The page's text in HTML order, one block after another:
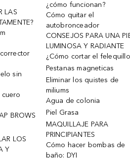
LAS
sin
cuero
BROWS
LOS
Y
¿cómo funcionan?
Cómo quitar el
autobronceador
CONSEJOS PARA UNA
LUMINOSA Y RADIANTE
¿Cómo cortar el
Pestanas magneticas
Eliminar los quistes de
miliums
Agua de colonia
Piel Grasa
MAQUILLAJE PARA
PRINCIPIANTES
Cómo hacer bombas de
baño: DYI